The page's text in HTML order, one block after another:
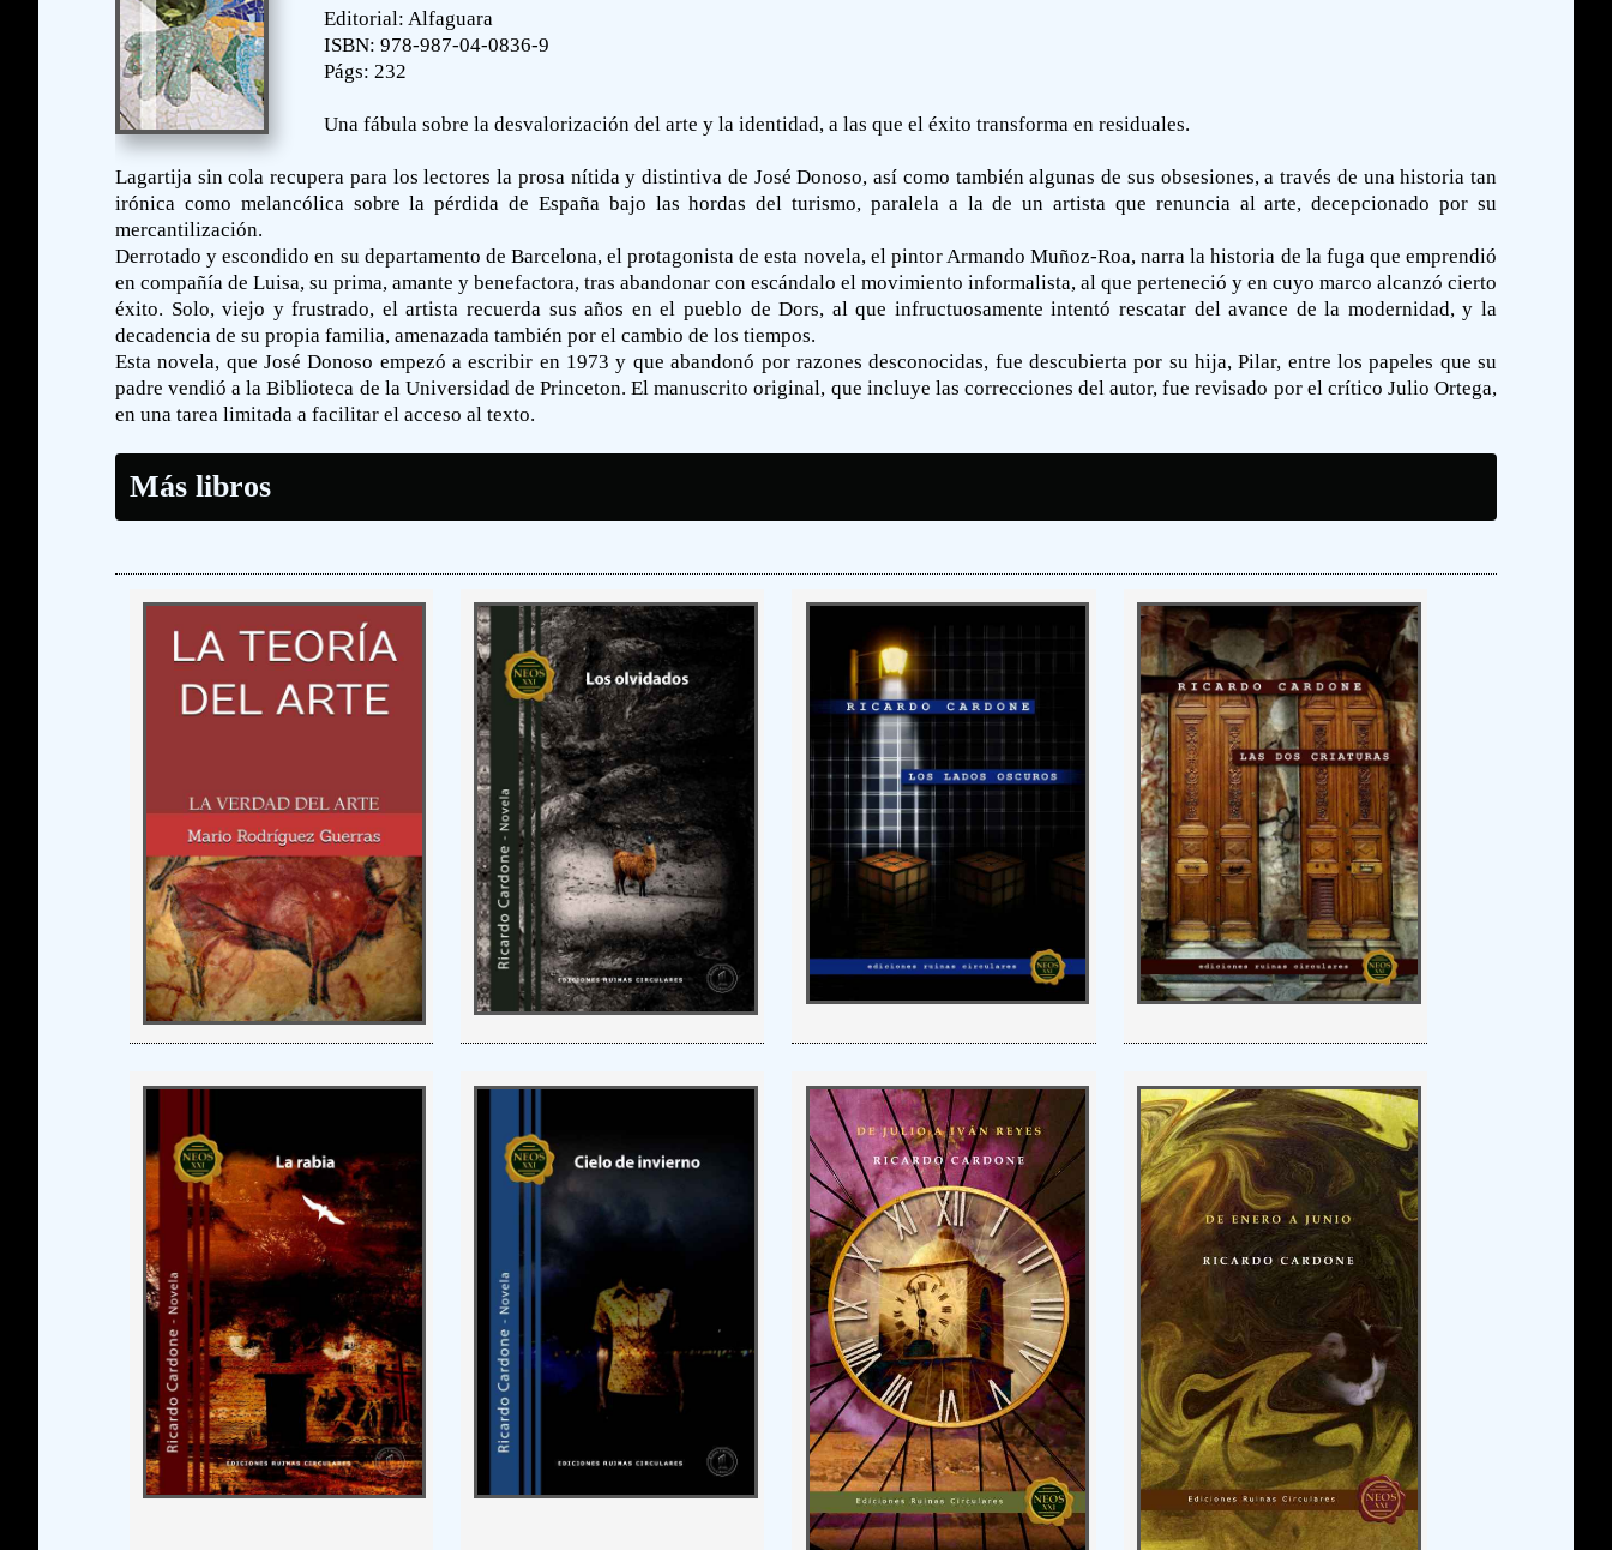
Editorial: Alfaguara
ISBN: 978-987-04-0836-9
Págs: 232
Una fábula sobre la desvalorización del arte y la identidad, a las que el éxito transforma en residuales.
Lagartija sin cola recupera para los lectores la prosa nítida y distintiva de José Donoso, así como también algunas de sus obsesiones, a través de una historia tan
irónica como melancólica sobre la pérdida de España bajo las hordas del turismo, paralela a la de un artista que renuncia al arte, decepcionado por su
mercantilización.
Derrotado y escondido en su departamento de Barcelona, el protagonista de esta novela, el pintor Armando Muñoz-Roa, narra la historia de la fuga que emprendió
en compañía de Luisa, su prima, amante y benefactora, tras abandonar con escándalo el movimiento informalista, al que perteneció y en cuyo marco alcanzó cierto
éxito. Solo, viejo y frustrado, el artista recuerda sus años en el pueblo de Dors, al que infructuosamente intentó rescatar del avance de la modernidad, y la
decadencia de su propia familia, amenazada también por el cambio de los tiempos.
Esta novela, que José Donoso empezó a escribir en 1973 y que abandonó por razones desconocidas, fue descubierta por su hija, Pilar, entre los papeles que su
padre vendió a la Biblioteca de la Universidad de Princeton. El manuscrito original, que incluye las correcciones del autor, fue revisado por el crítico Julio Ortega,
en una tarea limitada a facilitar el acceso al texto.
Más libros